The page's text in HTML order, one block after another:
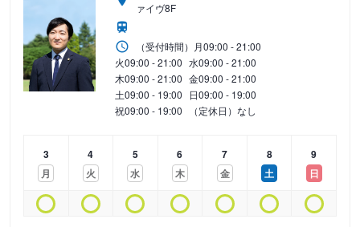
ァイヴ8F
（受付時間） 月09:00 - 21:00
火09:00 - 21:00 水09:00 - 21:00
木09:00 - 21:00 金09:00 - 21:00
土09:00 - 19:00 日09:00 - 19:00
祝09:00 - 19:00 （定休日）なし
3
月
4
火
5
水
6
木
7
金
8
土
9
日